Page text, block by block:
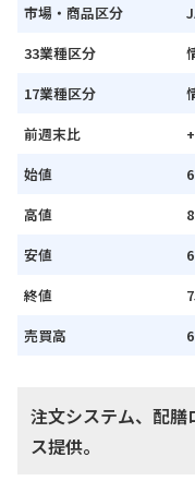
市場・商品区分
33業種区分
17業種区分
前週末比
始値
高値
安値
終値
売買高
注文システム、配膳
ス提供。